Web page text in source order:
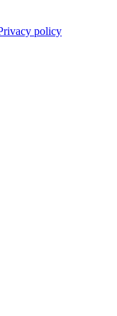
policy